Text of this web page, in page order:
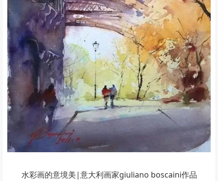
水彩画的意境美|意大利画家giuliano boscaini作品